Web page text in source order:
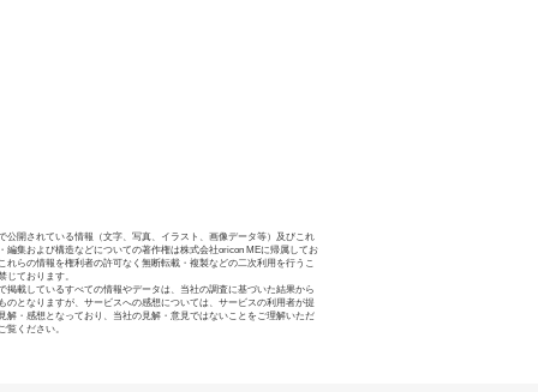
公開されている情報（文字、写真、イラスト、画像データ等）及びこれ
編集および構造などについての著作権は株式会社oricon MEに帰属してお
れらの情報を権利者の許可なく無断転載・複製などの二次利用を行うこ
じております。
掲載しているすべての情報やデータは、当社の調査に基づいた結果から
のとなりますが、サービスへの感想については、サービスの利用者が提
解・感想となっており、当社の見解・意見ではないことをご理解いただ
覧ください。